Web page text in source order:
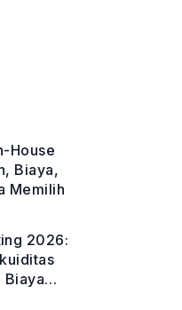
House
Biaya,
Memilih
2026:
Biaya